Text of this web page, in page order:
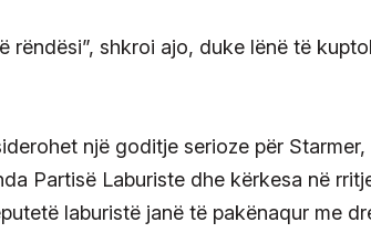
rëndësi”, shkroi ajo, duke lënë të
një goditje serioze për
Partisë Laburiste dhe kërkesa në
laburistë janë të pakënaqur me